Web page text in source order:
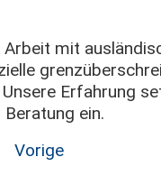
mit
Erfahrung
ein.
Vorige